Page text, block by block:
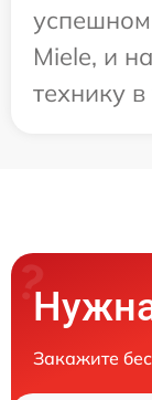
успешном
Miele, и
технику
Закажите